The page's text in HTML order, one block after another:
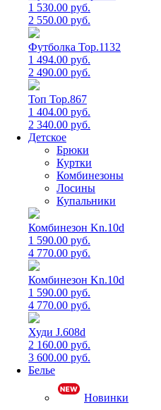
1 530.00 руб.
2 550.00 руб.
Футболка Top.1132
1 494.00 руб.
2 490.00 руб.
Топ Top.867
1 404.00 руб.
2 340.00 руб.
Детское
Брюки
Куртки
Комбинезоны
Лосины
Купальники
Комбинезон Kn.10d
1 590.00 руб.
4 770.00 руб.
Комбинезон Kn.10d
1 590.00 руб.
4 770.00 руб.
Худи J.608d
2 160.00 руб.
3 600.00 руб.
Белье
Новинки